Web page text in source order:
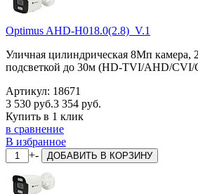
Optimus AHD-H018.0(2.8)_V.1
Уличная цилиндрическая 8Мп
подсветкой до 30м (HD-TVI/AHD/CVI/
Артикул: 18671
3 530 руб.3 354 руб.
Купить в 1 клик
в сравнение
В избранное
+- ДОБАВИТЬ В КОРЗИНУ